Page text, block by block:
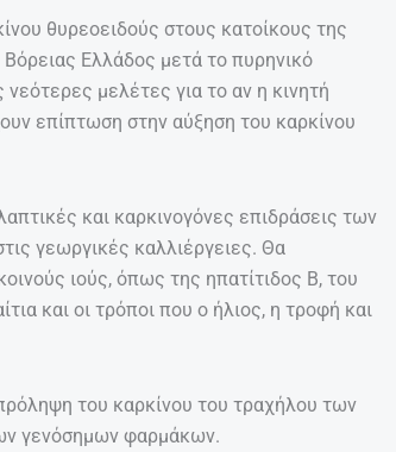
θυρεοειδούς στους κατοίκους της
Ελλάδος μετά το πυρηνικό
μελέτες για το αν η κινητή
επίπτωση στην αύξηση του καρκίνου
και καρκινογόνες επιδράσεις των
γεωργικές καλλιέργειες. Θα
ιούς, όπως της ηπατίτιδος Β, του
και οι τρόποι που ο ήλιος, η τροφή και
του καρκίνου του τραχήλου των
γενόσημων φαρμάκων.